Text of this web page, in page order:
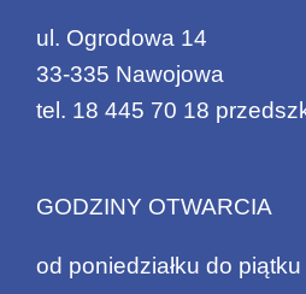
ul. Ogrodowa 14
33-335 Nawojowa
tel. 18 445 70 18
GODZINY OTWARCIA
od poniedziałku do piątku